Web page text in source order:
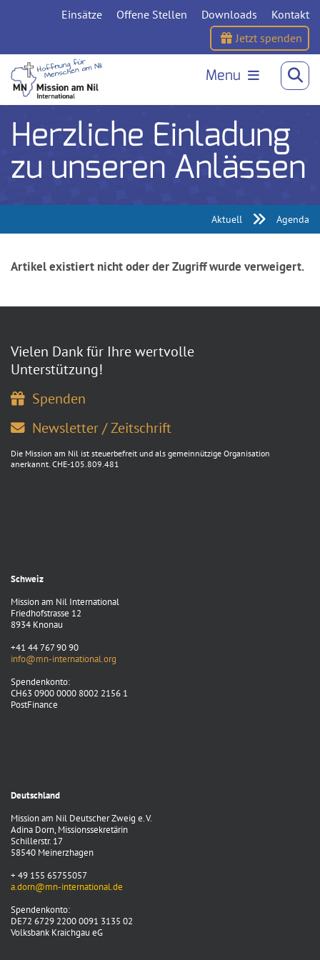
Einsätze Offene Stellen Downloads
Kontakt
Jetzt spenden
Menu
Herzliche Einladung
zu unseren Anlässen
Aktuell Agenda
Artikel existiert nicht oder der Zugriff wurde verweigert.
Vielen Dank für Ihre wertvolle
Unterstützung!
Spenden
Newsletter / Zeitschrift
Die Mission am Nil ist steuerbefreit und als gemeinnützige Organisation
anerkannt. CHE-105.809.481
Schweiz
Mission am Nil International
Friedhofstrasse 12
8934 Knonau
+41 44 767 90 90
info@mn-international.org
Spendenkonto:
CH63 0900 0000 8002 2156 1
PostFinance
Deutschland
Mission am Nil Deutscher Zweig e. V.
Adina Dorn, Missionssekretärin
Schillerstr. 17
58540 Meinerzhagen
+ 49 155 65755057
a.dorn@mn-international.de
Spendenkonto:
DE72 6729 2200 0091 3135 02
Volksbank Kraichgau eG